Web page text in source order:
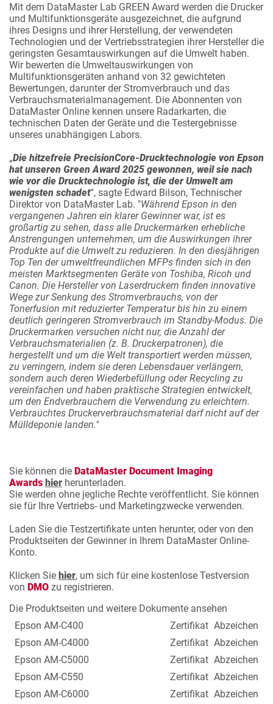
Mit dem DataMaster Lab GREEN Award werden die Drucker
und Multifunktionsgeräte ausgezeichnet, die aufgrund
ihres Designs und ihrer Herstellung, der verwendeten
Technologien und der Vertriebsstrategien ihrer Hersteller die
geringsten Gesamtauswirkungen auf die Umwelt haben.
Wir bewerten die Umweltauswirkungen von
Multifunktionsgeräten anhand von 32 gewichteten
Bewertungen, darunter der Stromverbrauch und das
Verbrauchsmaterialmanagement. Die Abonnenten von
DataMaster Online kennen unsere Radarkarten, die
technischen Daten der Geräte und die Testergebnisse
unseres unabhängigen Labors.
„Die hitzefreie PrecisionCore-Drucktechnologie von Epson
hat unseren Green Award 2025 gewonnen, weil sie nach
wie vor die Drucktechnologie ist, die der Umwelt am
wenigsten schadet“, sagte Edward Bilson, Technischer
Direktor von DataMaster Lab. "Während Epson in den
vergangenen Jahren ein klarer Gewinner war, ist es
großartig zu sehen, dass alle Druckermarken erhebliche
Anstrengungen unternehmen, um die Auswirkungen ihrer
Produkte auf die Umwelt zu reduzieren. In den diesjährigen
Top Ten der umweltfreundlichen MFPs finden sich in den
meisten Marktsegmenten Geräte von Toshiba, Ricoh und
Canon. Die Hersteller von Laserdruckern finden innovative
Wege zur Senkung des Stromverbrauchs, von der
Tonerfusion mit reduzierter Temperatur bis hin zu einem
deutlich geringeren Stromverbrauch im Standby-Modus. Die
Druckermarken versuchen nicht nur, die Anzahl der
Verbrauchsmaterialien (z. B. Druckerpatronen), die
hergestellt und um die Welt transportiert werden müssen,
zu verringern, indem sie deren Lebensdauer verlängern,
sondern auch deren Wiederbefüllung oder Recycling zu
vereinfachen und haben praktische Strategien entwickelt,
um den Endverbrauchern die Verwendung zu erleichtern.
Verbrauchtes Druckerverbrauchsmaterial darf nicht auf der
Mülldeponie landen."
Sie können die DataMaster Document Imaging
Awards hier herunterladen.
Sie werden ohne jegliche Rechte veröffentlicht. Sie können
sie für Ihre Vertriebs- und Marketingzwecke verwenden.
Laden Sie die Testzertifikate unten herunter, oder von den
Produktseiten der Gewinner in Ihrem DataMaster Online-
Konto.
Klicken Sie hier, um sich für eine kostenlose Testversion
von DMO zu registrieren.
Die Produktseiten und weitere Dokumente ansehen
Epson AM-C400
Zertifikat Abzeichen
Epson AM-C4000
Zertifikat Abzeichen
Epson AM-C5000
Zertifikat Abzeichen
Epson AM-C550
Zertifikat Abzeichen
Epson AM-C6000
Zertifikat Abzeichen